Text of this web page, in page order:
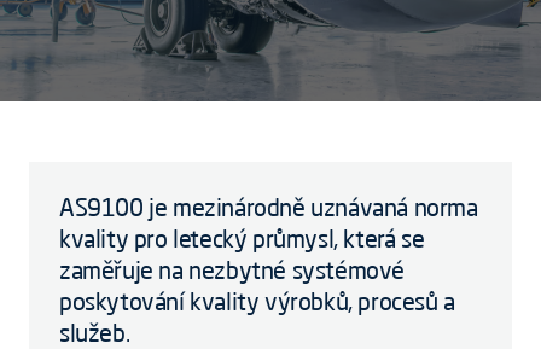
AS9100 je mezinárodně uznávaná norma
kvality pro letecký průmysl, která se
zaměřuje na nezbytné systémové
poskytování kvality výrobků, procesů a
služeb.